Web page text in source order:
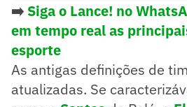
➡️ Siga o Lance! no
em tempo real as
esporte
As antigas definições de
atualizadas. Se